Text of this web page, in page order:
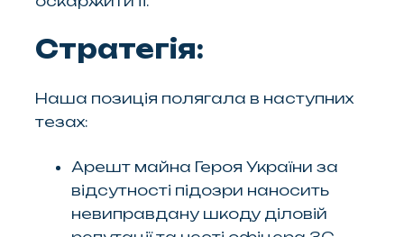
Стратегія:
Наша позиція полягала в наступних
тезах:
Арешт майна Героя України за
відсутності підозри наносить
невиправдану шкоду діловій